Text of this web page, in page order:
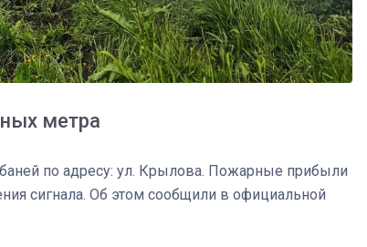
метра
по адресу: ул. Крылова. Пожарные прибыли
сигнала. Об этом сообщили в официальной
спецоперации сделал
реальностью свою детскую
мечту